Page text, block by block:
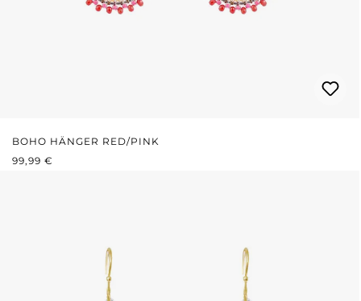
BOHO HÄNGER RED/PINK
REGULÄRER PREIS:
99,99 €